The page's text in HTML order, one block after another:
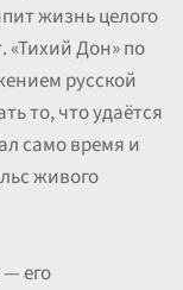
жизнь целого
«Тихий Дон» по
русской
то, что удаётся
само время и
живого
его